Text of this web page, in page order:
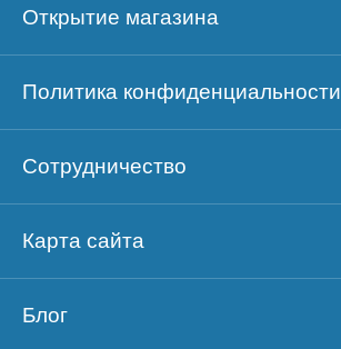
Открытие магазина
Политика конфиденциальности
Сотрудничество
Карта сайта
Блог